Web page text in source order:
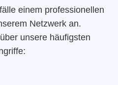
einem professionellen
Netzwerk an.
unsere häufigsten